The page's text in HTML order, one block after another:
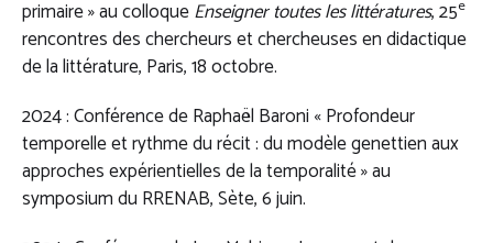
primaire » au colloqueEnseigner toutes les littératures, 25e
rencontres des chercheurs et chercheuses en didactique
de la littérature, Paris, 18 octobre.
2024 : Conférence de Raphaël Baroni « Profondeur
temporelle et rythme du récit : du modèle genettien aux
approches expérientielles de la temporalité » au
symposium du RRENAB, Sète, 6 juin.